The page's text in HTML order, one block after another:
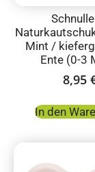
Mint /
Ente (0-3
8,95
In den